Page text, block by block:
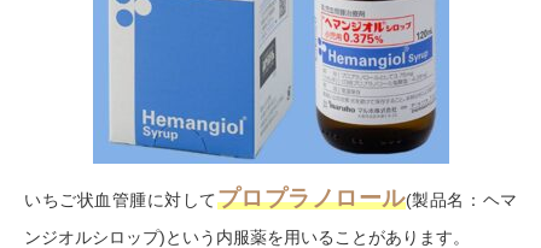
いちご状血管腫に対してプロプラノロール(製品名：ヘマ
ンジオルシロップ)という内服薬を用いることがあります。